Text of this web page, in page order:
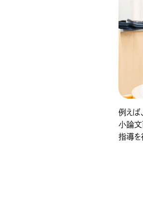
例えば
小論文
指導を